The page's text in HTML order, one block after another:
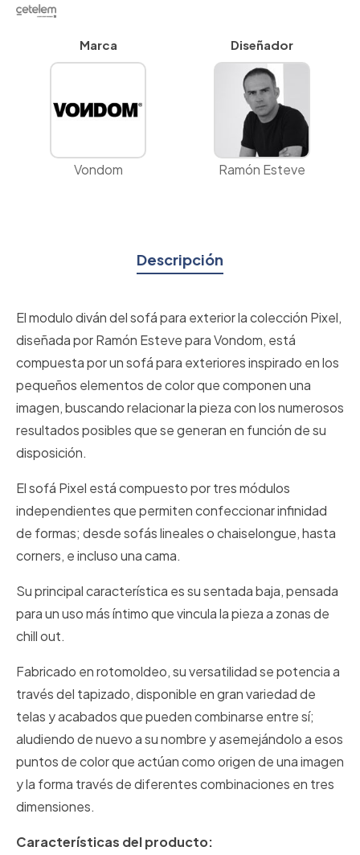
Marca
Vondom
Diseñador
Ramón Esteve
Descripción
El modulo diván del sofá para exterior la colección Pixel,
diseñada por Ramón Esteve para Vondom, está
compuesta por un sofá para exteriores inspirado en los
pequeños elementos de color que componen una
imagen, buscando relacionar la pieza con los numerosos
resultados posibles que se generan en función de su
disposición.
El sofá Pixel está compuesto por tres módulos
independientes que permiten confeccionar infinidad
de formas; desde sofás lineales o chaiselongue, hasta
corners, e incluso una cama.
Su principal característica es su sentada baja, pensada
para un uso más íntimo que vincula la pieza a zonas de
chill out.
Fabricado en rotomoldeo, su versatilidad se potencia a
través del tapizado, disponible en gran variedad de
telas y acabados que pueden combinarse entre sí;
aludiendo de nuevo a su nombre y asemejándolo a esos
puntos de color que actúan como origen de una imagen
y la forma través de diferentes combinaciones en tres
dimensiones.
Características del producto: